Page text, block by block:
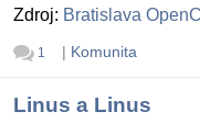
Zdroj: Bratislava
1 | Komunita
Linus a Linus